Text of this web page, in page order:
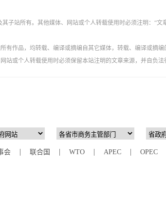
子站所有。其他媒体、网站或个人转载使用时必须注明：“文
有作品，均转载、编译或摘编自其它媒体，转载、编译或摘编
站或个人转载使用时必须保留本站注明的文章来源，并自负法